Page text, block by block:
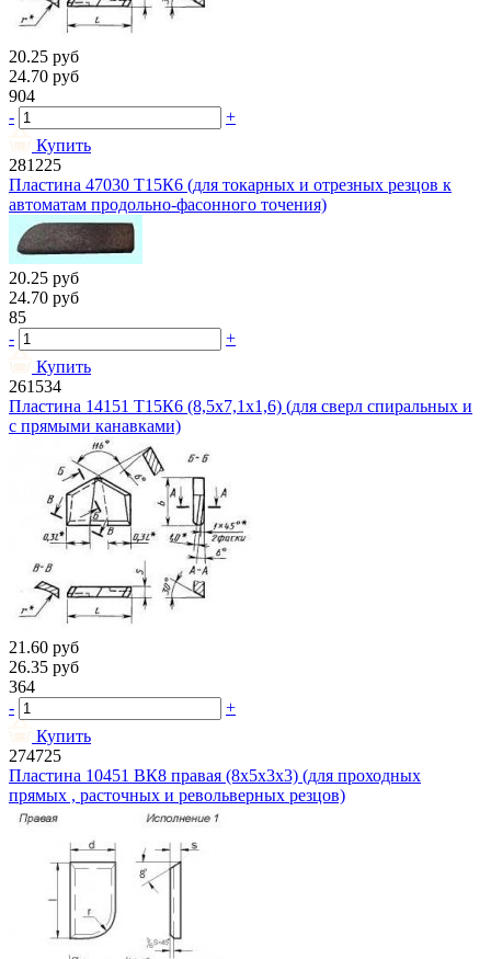
20.25 руб
24.70 руб
904
-
+
Купить
281225
Пластина 47030 Т15К6 (для токарных и отрезных резцов к
автоматам продольно-фасонного точения)
20.25 руб
24.70 руб
85
-
+
Купить
261534
Пластина 14151 Т15К6 (8,5х7,1х1,6) (для сверл спиральных и
с прямыми канавками)
21.60 руб
26.35 руб
364
-
+
Купить
274725
Пластина 10451 ВК8 правая (8х5х3х3) (для проходных
прямых , расточных и револьверных резцов)